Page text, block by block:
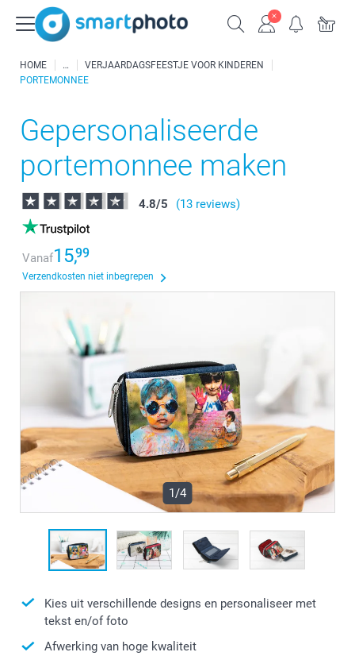
HOME
VERJAARDAGSFEESTJE VOOR KINDEREN
PORTEMONNEE
Gepersonaliseerde
portemonnee maken
4.8/5 (13 reviews)
Vanaf15,99
Verzendkosten niet inbegrepen
1/4
Kies uit verschillende designs en personaliseer met
tekst en/of foto
Afwerking van hoge kwaliteit